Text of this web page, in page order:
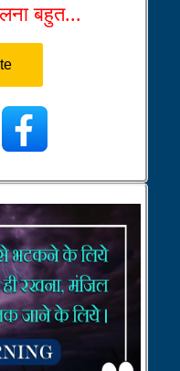
बहुत...